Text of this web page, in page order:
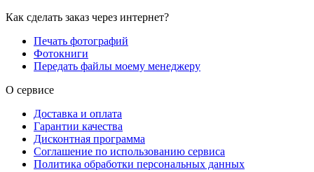
Как сделать заказ через интернет?
Печать фотографий
Фотокниги
Передать файлы моему менеджеру
О сервисе
Доставка и оплата
Гарантии качества
Дисконтная программа
Соглашение по использованию сервиса
Политика обработки персональных данных